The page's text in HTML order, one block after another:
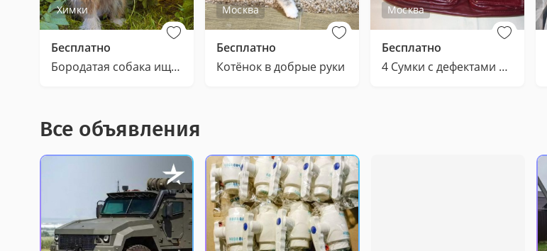
Химки
Бесплатно
Бородатая собака ищет дом, Трис
Москва
Бесплатно
Котёнок в добрые руки
Москва
Бесплатно
4 Сумки с дефектами Югославия/СССР Китай/РФ
Все объявления